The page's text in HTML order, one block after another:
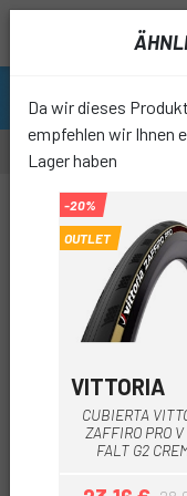
Da wir dieses
empfehlen wir Ihnen
Lager haben
-20%
OUTLET
VITTORIA
CUBIERTA
ZAFFIRO PRO
FALT G2